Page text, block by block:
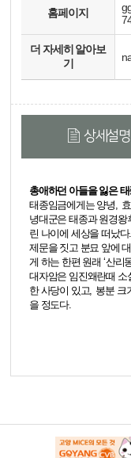
홈페이지
더 자세히 알아보
기
상세설명
총애하던 아들을 잃은
태종임금에게는 양녕
녕대군은 태종과 원경왕
린 나이에 세상을 떠났다
제문을 짓고 분묘 앞에
게 하는 한편 원래 ‘산리
대자암은 임진왜란때 소
한 사당이 있고 봉분 크
을 정도다.